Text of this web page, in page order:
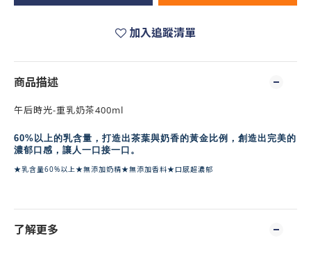
加入追蹤清單
商品描述
午后時光-重乳奶茶400ml
60%以上的乳含量，打造出茶葉與奶香的黃金比例，創造出完美的
濃郁口感，讓人一口接一口。
★乳含量60%以上★無添加奶精★無添加香料★口感超濃郁
了解更多